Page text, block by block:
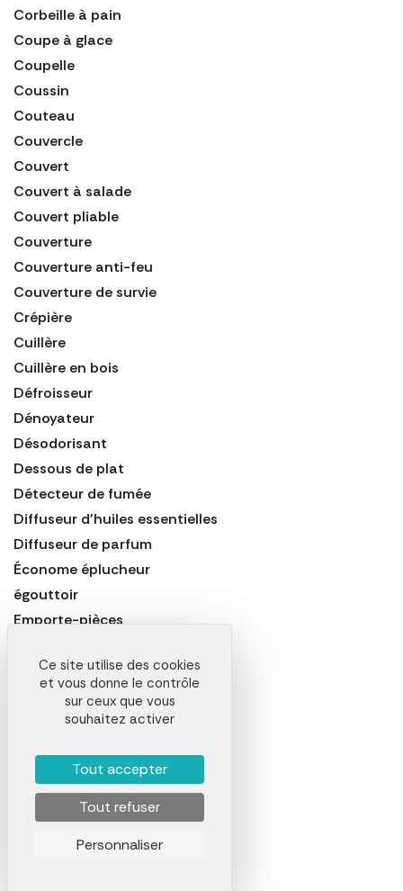
Corbeille à pain
Coupe à glace
Coupelle
Coussin
Couteau
Couvercle
Couvert
Couvert à salade
Couvert pliable
Couverture
Couverture anti-feu
Couverture de survie
Crépière
Cuillère
Cuillère en bois
Défroisseur
Dénoyateur
Désodorisant
Dessous de plat
Détecteur de fumée
Diffuseur d'huiles essentielles
Diffuseur de parfum
Économe éplucheur
égouttoir
Emporte-pièces
Entonnoir
Eplucheur de pomme
Fer à repasser
Fouet de cuisine
Ce site utilise des cookies
et vous donne le contrôle
sur ceux que vous
souhaitez activer
Tout accepter
Tout refuser
Personnaliser